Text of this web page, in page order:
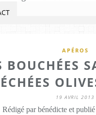
APÉROS
BOUCHÉES
19 AVRIL 2013
Rédigé par bénédicte et